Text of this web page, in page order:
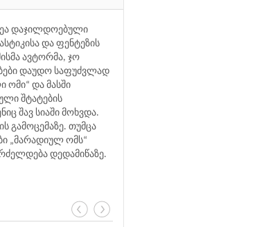
დაჯილდოებული
და ფენტეზის
ავტორმა, ჯო
დაუდო საფუძვლად
ომი“ და მასში
შტატების
შავ სიაში მოხვდა.
გამოცემაზე. თუმცა
„მარადიულ ომს“
დედამიწაზე.